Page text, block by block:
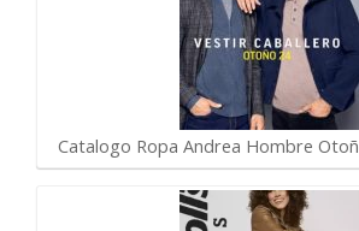
Catalogo Ropa Andrea Hombre